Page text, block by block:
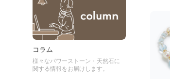
コラム
様々なパワーストーン・天然石に
関する情報をお届けします。